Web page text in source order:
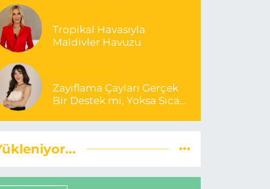
Tropikal Havasıyla
Maldivler Havuzu
Zayıflama Çayları Gerçek
Bir Destek mi, Yoksa Sıcak